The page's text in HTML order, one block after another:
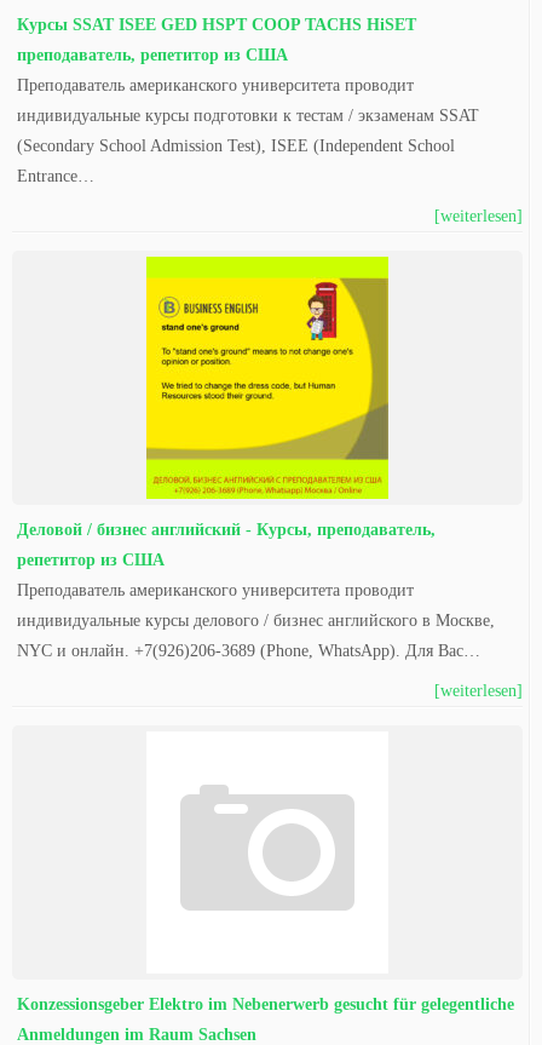
Курсы SSAT ISEE GED HSPT COOP TACHS HiSET
преподаватель, репетитор из США
Преподаватель американского университета проводит
индивидуальные курсы подготовки к тестам / экзаменам SSAT
(Secondary School Admission Test), ISEE (Independent School
Entrance…
[weiterlesen]
Деловой / бизнес английский - Курсы, преподаватель,
репетитор из США
Преподаватель американского университета проводит
индивидуальные курсы делового / бизнес английского в Москве,
NYC и онлайн. +7(926)206-3689 (Phone, WhatsApp). Для Вас…
[weiterlesen]
Konzessionsgeber Elektro im Nebenerwerb gesucht für gelegentliche
Anmeldungen im Raum Sachsen